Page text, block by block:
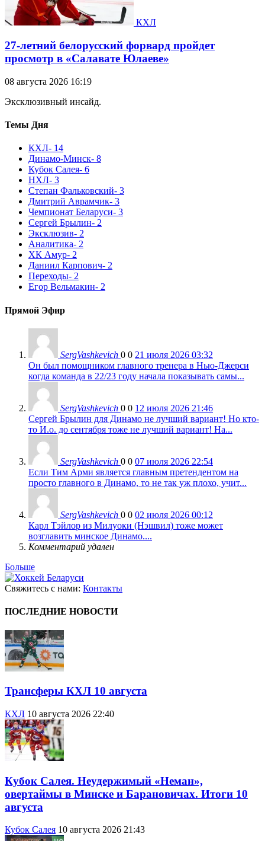
КХЛ
27-летний белорусский форвард пройдет
просмотр в «Салавате Юлаеве»
08 августа 2026 16:19
Эксклюзивный инсайд.
Темы Дня
КХЛ- 14
Динамо-Минск- 8
Кубок Салея- 6
НХЛ- 3
Степан Фальковский- 3
Дмитрий Аврамчик- 3
Чемпионат Беларуси- 3
Сергей Брылин- 2
Эксклюзив- 2
Аналитика- 2
ХК Амур- 2
Даниил Карпович- 2
Переходы- 2
Егор Вельмакин- 2
Прямой Эфир
SergVashkevich 0 0 21 июля 2026 03:32
Он был помощником главного тренера в Нью-Джерси
когда команда в 22/23 году начала показывать самы...
SergVashkevich 0 0 12 июля 2026 21:46
Сергей Брылин для Динамо не лучший вариант! Но кто-
то И.о. до сентября тоже не лучший вариант! На...
SergVashkevich 0 0 07 июля 2026 22:54
Если Тим Арми является главным претендентом на
просто главного в Динамо, то не так уж плохо, учит...
SergVashkevich 0 0 02 июля 2026 00:12
Карл Тэйлор из Милуоки (Нэшвил) тоже может
возглавить минское Динамо....
Комментарий удален
Больше
Свяжитесь с нами: Контакты
ПОСЛЕДНИЕ НОВОСТИ
Трансферы КХЛ 10 августа
КХЛ 10 августа 2026 22:40
Кубок Салея. Неудержимый «Неман»,
овертаймы в Минске и Барановичах. Итоги 10
августа
Кубок Салея 10 августа 2026 21:43